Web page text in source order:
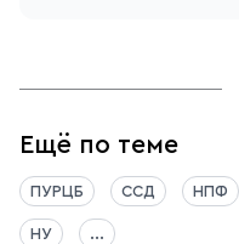
Ещё по теме
ПУРЦБ ССД НПФ
НУ ...